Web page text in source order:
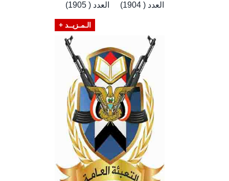
العدد ( 1905) العدد ( 1904)
الـمـزيــد +